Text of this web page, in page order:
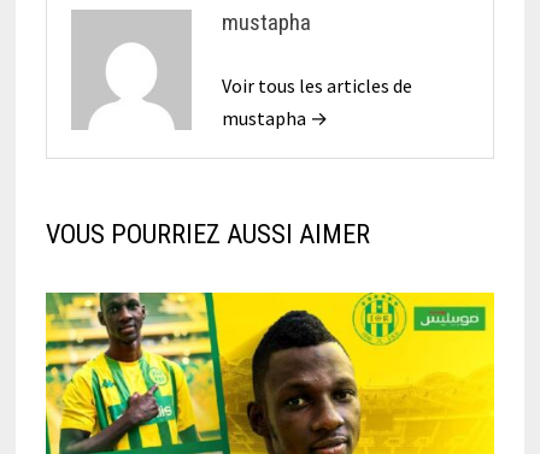
mustapha
Voir tous les articles de
mustapha →
VOUS POURRIEZ AUSSI AIMER